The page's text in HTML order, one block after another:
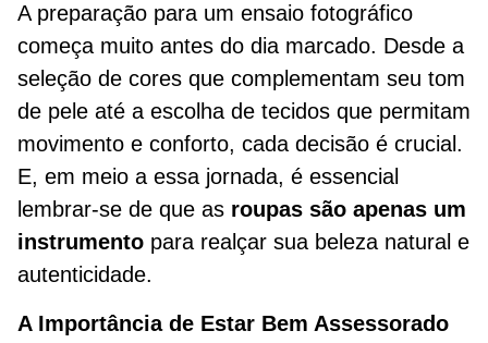
A preparação para um ensaio fotográfico
começa muito antes do dia marcado. Desde a
seleção de cores que complementam seu tom
de pele até a escolha de tecidos que permitam
movimento e conforto, cada decisão é crucial.
E, em meio a essa jornada, é essencial
lembrar-se de que as roupas são apenas um
instrumento para realçar sua beleza natural e
autenticidade.
A Importância de Estar Bem Assessorado